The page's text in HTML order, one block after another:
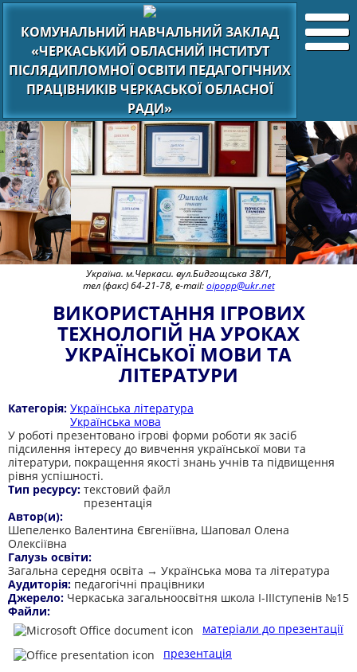
КОМУНАЛЬНИЙ НАВЧАЛЬНИЙ ЗАКЛАД
«ЧЕРКАСЬКИЙ ОБЛАСНИЙ ІНСТИТУТ
ПІСЛЯДИПЛОМНОЇ ОСВІТИ ПЕДАГОГІЧНИХ
ПРАЦІВНИКІВ ЧЕРКАСЬКОЇ ОБЛАСНОЇ
РАДИ»
Україна. м.Черкаси. вул.Бидгощська 38/1,
тел (факс) 64-21-78, e-mail:oipopp@ukr.net
ВИКОРИСТАННЯ ІГРОВИХ
ТЕХНОЛОГІЙ НА УРОКАХ
УКРАЇНСЬКОЇ МОВИ ТА
ЛІТЕРАТУРИ
Категорія: Українська література
Українська мова
У роботі презентовано ігрові форми роботи як засіб
підсилення інтересу до вивчення української мови та
літератури, покращення якості знань учнів та підвищення
рівня успішності.
Тип ресурсу: текстовий файл
презентація
Автор(и):
Шепеленко Валентина Євгеніївна, Шаповал Олена
Олексіївна
Галузь освіти:
Загальна середня освіта → Українська мова та література
Аудиторія: педагогічні працівники
Джерело: Черкаська загальноосвітня школа I-IIIступенів №15
Файли:
матеріали до презентації
презентація